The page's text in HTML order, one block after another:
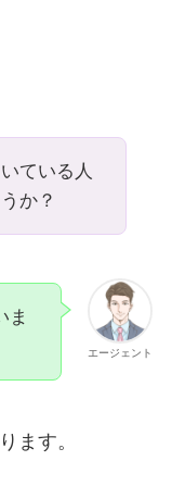
ている人
か？
エージェント
ま
ます。